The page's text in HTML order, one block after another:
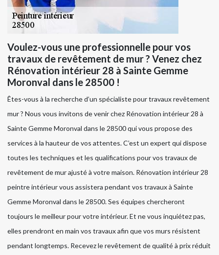
Voulez-vous une professionnelle pour vos
travaux de revêtement de mur ? Venez chez
Rénovation intérieur 28 à Sainte Gemme
Moronval dans le 28500 !
Êtes-vous à la recherche d’un spécialiste pour travaux revêtement
mur ? Nous vous invitons de venir chez Rénovation intérieur 28 à
Sainte Gemme Moronval dans le 28500 qui vous propose des
services à la hauteur de vos attentes. C’est un expert qui dispose
toutes les techniques et les qualifications pour vos travaux de
revêtement de mur ajusté à votre maison. Rénovation intérieur 28
peintre intérieur vous assistera pendant vos travaux à Sainte
Gemme Moronval dans le 28500. Ses équipes chercheront
toujours le meilleur pour votre intérieur. Et ne vous inquiétez pas,
elles prendront en main vos travaux afin que vos murs résistent
pendant longtemps. Recevez le revêtement de qualité à prix réduit